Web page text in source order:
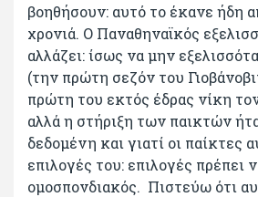
βοηθήσουν: αυτό το έκανε ήδη
χρονιά. Ο Παναθηναϊκός
αλλάζει: ίσως να μην
(την πρώτη σεζόν του
πρώτη του εκτός έδρας νίκη
αλλά η στήριξη των παικτών
δεδομένη και γιατί οι παίκτες
επιλογές του: επιλογές πρέπει
ομοσπονδιακός. Πιστεύω ότι